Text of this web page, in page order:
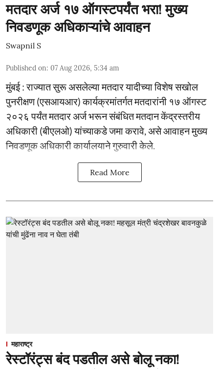
मतदार अर्ज १७ ऑगस्टपर्यंत भरा! मुख्य
निवडणूक अधिकाऱ्यांचे आवाहन
Swapnil S
Published on: 07 Aug 2026, 5:34 am
मुंबई : राज्यात सुरू असलेल्या मतदार यादीच्या विशेष सखोल
पुनरीक्षण (एसआयआर) कार्यक्रमांतर्गत मतदारांनी १७ ऑगस्ट
२०२६ पर्यंत मतदार अर्ज भरून संबंधित मतदान केंद्रस्तरीय
अधिकारी (बीएलओ) यांच्याकडे जमा करावे, असे आवाहन मुख्य
निवडणूक अधिकारी कार्यालयाने गुरुवारी केले.
Read More
महाराष्ट्र
रेस्टॉरंट्स बंद पडतील असे बोलू नका!